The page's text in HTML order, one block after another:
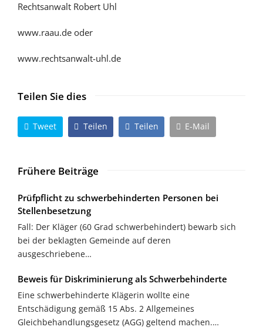
Rechtsanwalt Robert Uhl
www.raau.de oder
www.rechtsanwalt-uhl.de
Teilen Sie dies
Tweet Teilen Teilen E-Mail
Frühere Beiträge
Prüfpflicht zu schwerbehinderten Personen bei
Stellenbesetzung
Fall: Der Kläger (60 Grad schwerbehindert) bewarb sich
bei der beklagten Gemeinde auf deren
ausgeschriebene…
Beweis für Diskriminierung als Schwerbehinderte
Eine schwerbehinderte Klägerin wollte eine
Entschädigung gemäß 15 Abs. 2 Allgemeines
Gleichbehandlungsgesetz (AGG) geltend machen.…